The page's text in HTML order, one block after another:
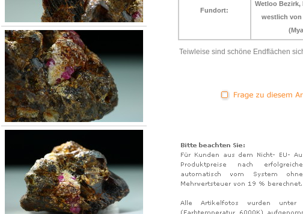
Fundort:
Wetloo Bezirk,
westlich von
Teiwleise sind schöne Endflächen